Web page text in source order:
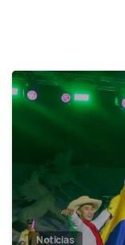
Noticias